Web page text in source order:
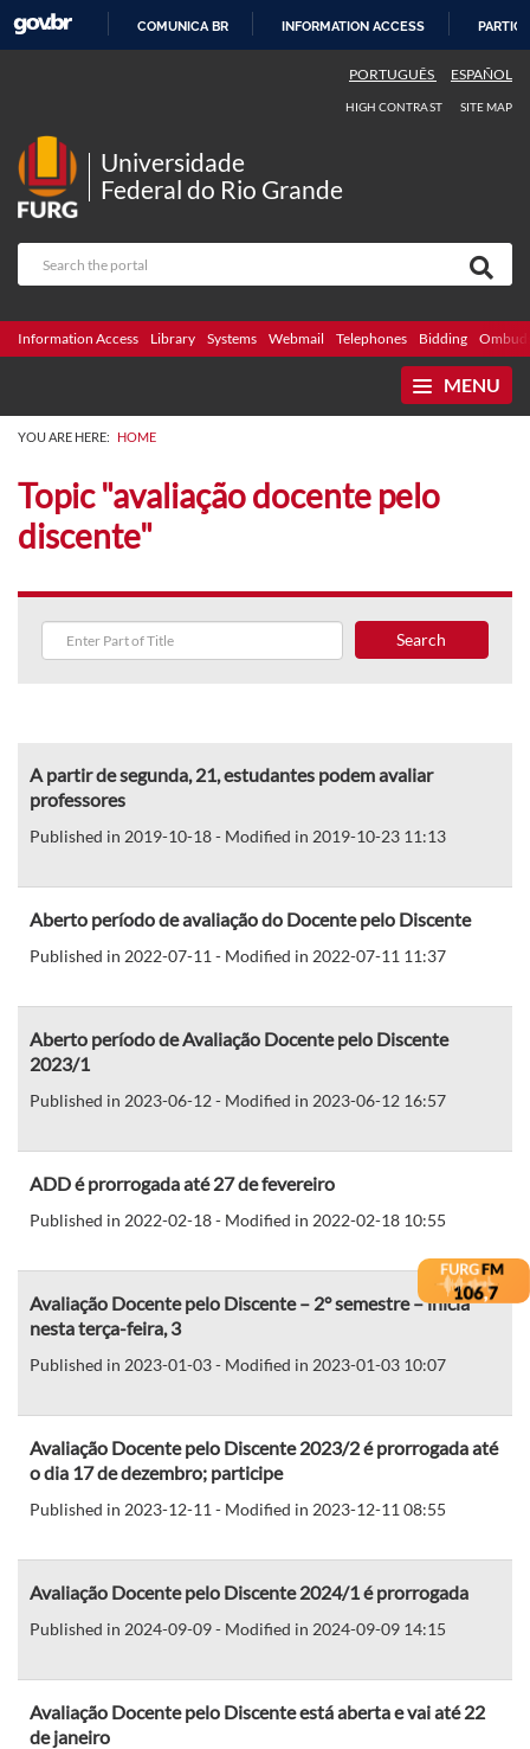
COMUNICA BR INFORMATION ACCESS
PORTUGUÊS ESPAÑOL
HIGH CONTRAST SITE MAP
Universidade
Federal do Rio Grande
Information Access Library Systems Webmail Telephones Bidding
MENU
YOU ARE HERE: HOME
Topic "avaliação docente pelo
discente"
Search
A partir de segunda, 21, estudantes podem avaliar
professores
Published in 2019-10-18 - Modified in 2019-10-23 11:13
Aberto período de avaliação do Docente pelo Discente
Published in 2022-07-11 - Modified in 2022-07-11 11:37
Aberto período de Avaliação Docente pelo Discente
2023/1
Published in 2023-06-12 - Modified in 2023-06-12 16:57
ADD é prorrogada até 27 de fevereiro
Published in 2022-02-18 - Modified in 2022-02-18 10:55
Avaliação Docente pelo Discente – 2° semestre – inicia
nesta terça-feira, 3
Published in 2023-01-03 - Modified in 2023-01-03 10:07
Avaliação Docente pelo Discente 2023/2 é prorrogada até
o dia 17 de dezembro; participe
Published in 2023-12-11 - Modified in 2023-12-11 08:55
Avaliação Docente pelo Discente 2024/1 é prorrogada
Published in 2024-09-09 - Modified in 2024-09-09 14:15
Avaliação Docente pelo Discente está aberta e vai até 22
de janeiro